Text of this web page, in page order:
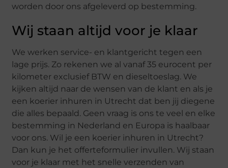
worden door ons afgeleverd op bestemming.
Wij staan altijd voor je klaar
We werken service- en klantgericht tegen een
lage prijs. Zo rekenen we al vanaf 35 eurocent per
kilometer exclusief BTW en dieseltoeslag. We
kijken altijd naar de wensen van de klant en als je
een koerier inhuren in Utrecht dat ben jij diegene
die alles bepaald. Geen vraag is ons te veel en elke
bestemming in Nederland en Europa is haalbaar
voor ons. Wil je een koerier inhuren in Utrecht?
Dan kun je het offerteformulier invullen. Wij staan
voor je klaar met het snelle verzenden van